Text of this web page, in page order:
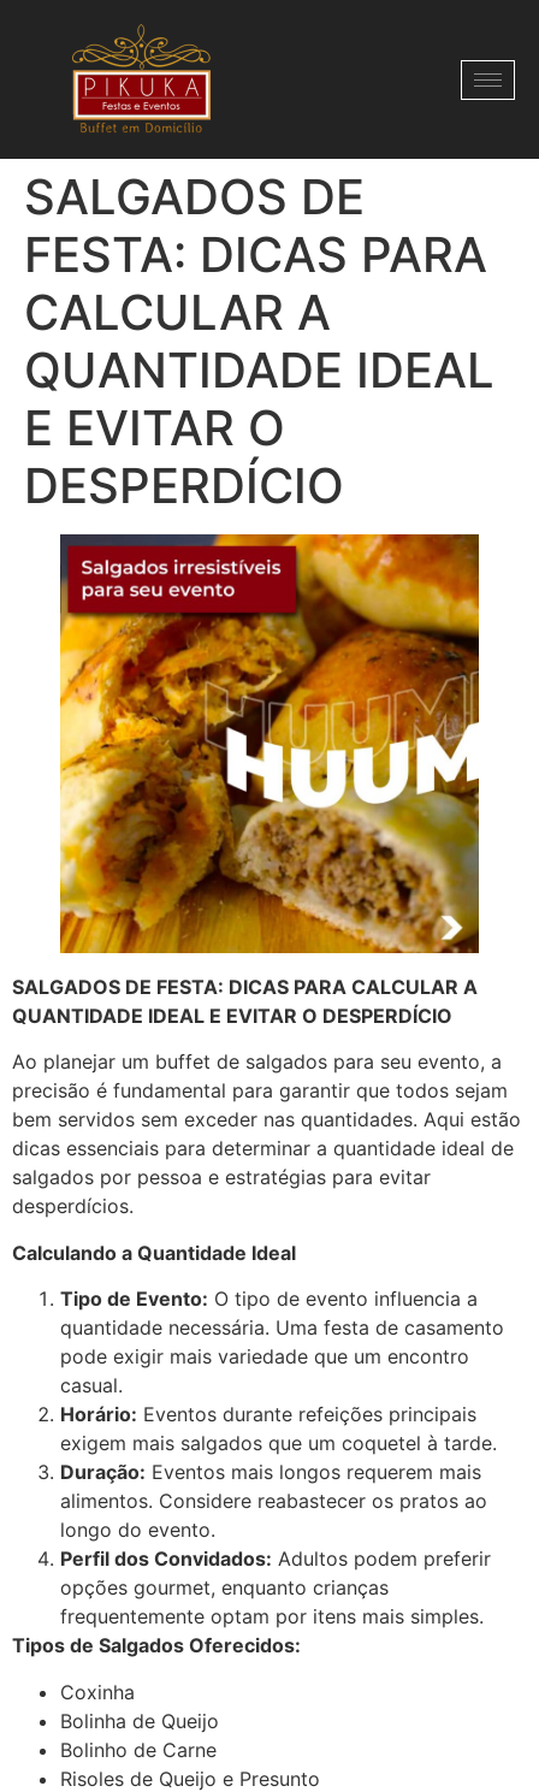
SALGADOS DE
FESTA: DICAS PARA
CALCULAR A
QUANTIDADE IDEAL
E EVITAR O
DESPERDÍCIO
SALGADOS DE FESTA: DICAS PARA CALCULAR A
QUANTIDADE IDEAL E EVITAR O DESPERDÍCIO
Ao planejar um buffet de salgados para seu evento, a
precisão é fundamental para garantir que todos sejam
bem servidos sem exceder nas quantidades. Aqui estão
dicas essenciais para determinar a quantidade ideal de
salgados por pessoa e estratégias para evitar
desperdícios.
Calculando a Quantidade Ideal
Tipo de Evento: O tipo de evento influencia a
quantidade necessária. Uma festa de casamento
pode exigir mais variedade que um encontro
casual.
Horário: Eventos durante refeições principais
exigem mais salgados que um coquetel à tarde.
Duração: Eventos mais longos requerem mais
alimentos. Considere reabastecer os pratos ao
longo do evento.
Perfil dos Convidados: Adultos podem preferir
opções gourmet, enquanto crianças
frequentemente optam por itens mais simples.
Tipos de Salgados Oferecidos:
Coxinha
Bolinha de Queijo
Bolinho de Carne
Risoles de Queijo e Presunto